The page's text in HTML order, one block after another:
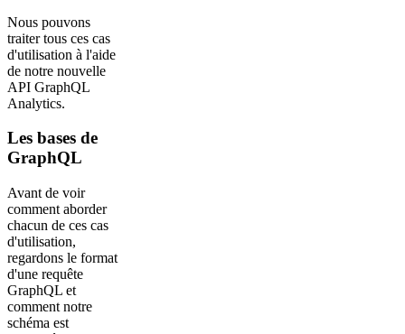
Nous pouvons
traiter tous ces cas
d'utilisation à l'aide
de notre nouvelle
API GraphQL
Analytics.
Les bases de
GraphQL
Avant de voir
comment aborder
chacun de ces cas
d'utilisation,
regardons le format
d'une requête
GraphQL et
comment notre
schéma est